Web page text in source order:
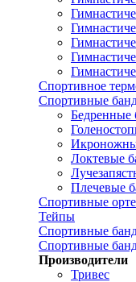
Спортивное
Спортивные
Бедренные
Локтевые
Плечевые
Спортивные
Тейпы
Спортивные
Спортивные
Производители
Тривес